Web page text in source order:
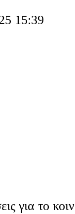
15:39
για το